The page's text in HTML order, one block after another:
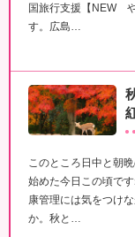
国旅行支援【NEW
す。広島…
このところ日中と朝
始めた今日この頃で
康管理には気をつけ
か。秋と…